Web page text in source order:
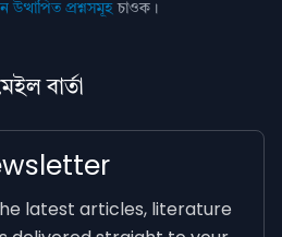
উত্থাপিত প্ৰশ্নসমূহচাওক।
বাৰ্তা
latest articles, literature